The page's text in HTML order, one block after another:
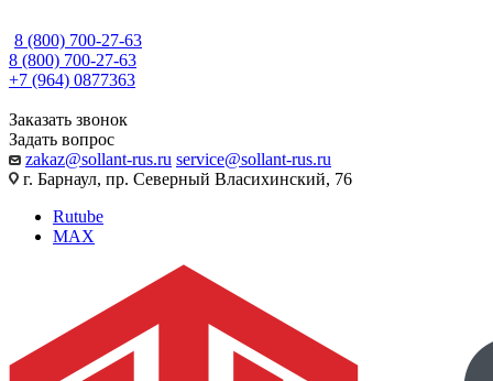
8 (800) 700-27-63
8 (800) 700-27-63
+7 (964) 0877363
Заказать звонок
Задать вопрос
zakaz@sollant-rus.ru service@sollant-rus.ru
г. Барнаул, пр. Северный Власихинский, 76
Rutube
MAX